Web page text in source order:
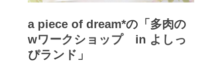
a piece of dream*の「多肉の
wワークショップ in よしっ
ぴランド」